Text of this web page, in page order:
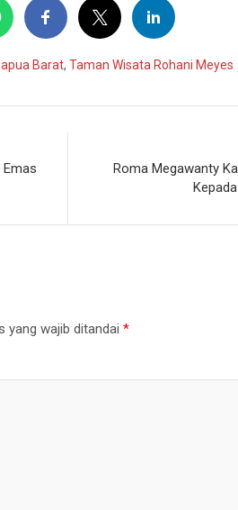
Barat, Taman Wisata Rohani Meyes
Emas
Roma Megawanty
yang wajib ditandai *